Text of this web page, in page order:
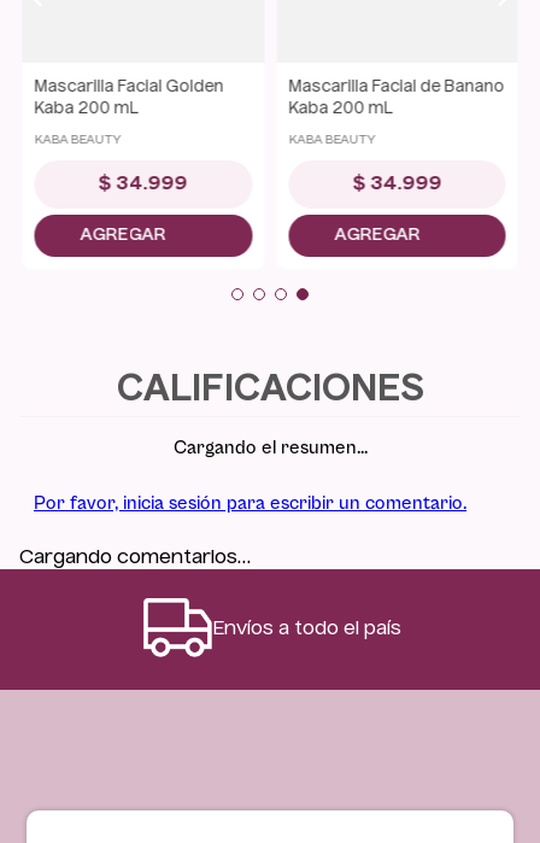
Mascarilla Facial Golden
Kaba 200 mL
KABA BEAUTY
$ 34.999
Mascarilla Facial de Banano
Kaba 200 mL
KABA BEAUTY
$ 34.999
Cargando el resumen…
Por favor, inicia sesión para escribir un comentario.
Cargando comentarios…
Envíos a todo el país